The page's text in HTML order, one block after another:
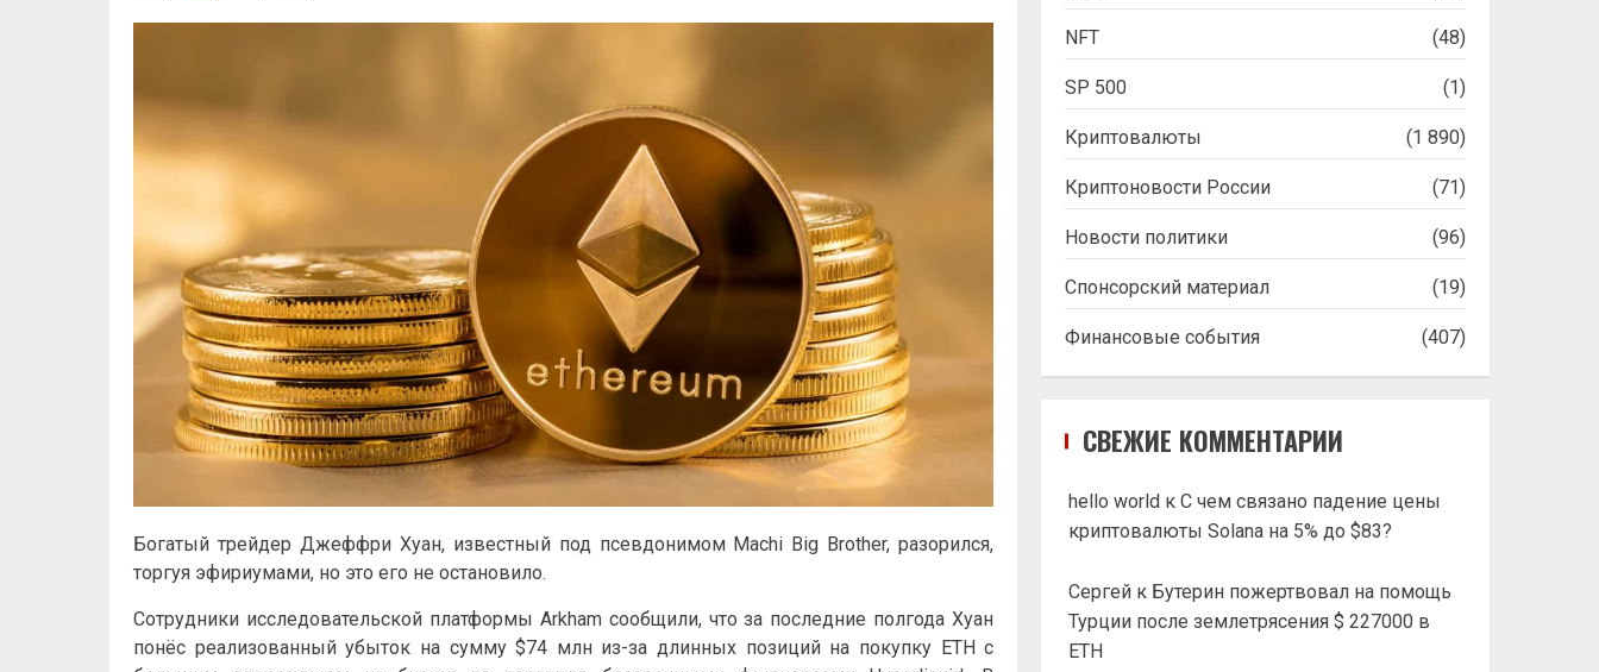
Богатый трейдер Джеффри Хуан, известный под псевдонимом Machi Big Brother, разорился,
торгуя эфириумами, но это его не остановило.
Сотрудники исследовательской платформы Arkham сообщили, что за последние полгода Хуан
понёс реализованный убыток на сумму $74 млн из-за длинных позиций на покупку ETH с
NFT (48)
SP 500 (1)
Криптовалюты (1 890)
Криптоновости России (71)
Новости политики (96)
Спонсорский материал (19)
Финансовые события (407)
СВЕЖИЕ КОММЕНТАРИИ
hello world кС чем связано падение цены
криптовалюты Solana на 5% до $83?
Сергей к Бутерин пожертвовал на помощь
Турции после землетрясения $ 227000 в
ETH